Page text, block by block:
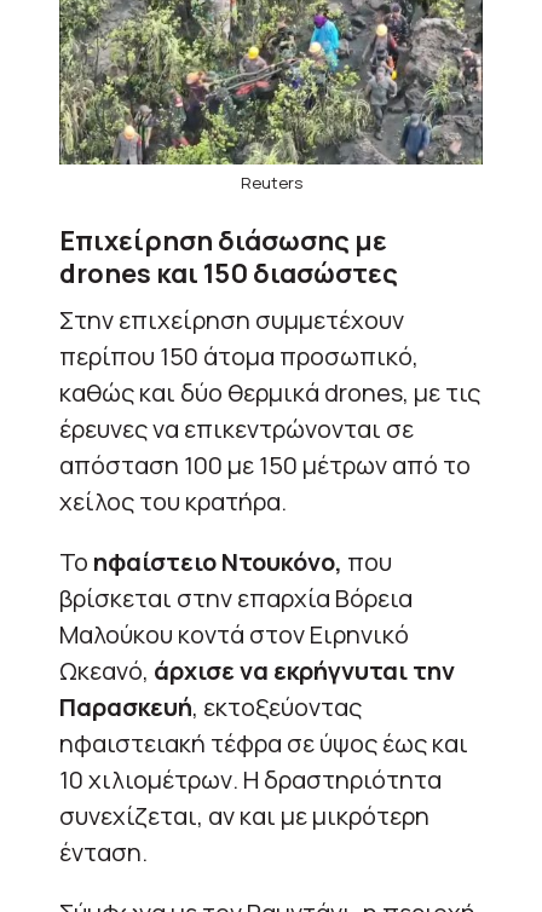
Reuters
Επιχείρηση διάσωσης με
drones και 150 διασώστες
Στην επιχείρηση συμμετέχουν
περίπου 150 άτομα προσωπικό,
καθώς και δύο θερμικά drones, με τις
έρευνες να επικεντρώνονται σε
απόσταση 100 με 150 μέτρων από το
χείλος του κρατήρα.
Το ηφαίστειο Ντουκόνο, που
βρίσκεται στην επαρχία Βόρεια
Μαλούκου κοντά στον Ειρηνικό
Ωκεανό, άρχισε να εκρήγνυται την
Παρασκευή, εκτοξεύοντας
ηφαιστειακή τέφρα σε ύψος έως και
10 χιλιομέτρων. Η δραστηριότητα
συνεχίζεται, αν και με μικρότερη
ένταση.